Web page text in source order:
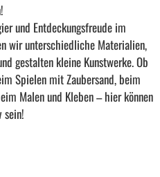
und Entdeckungsfreude im
wir unterschiedliche Materialien,
gestalten kleine Kunstwerke. Ob
Spielen mit Zaubersand, beim
Malen und Kleben – hier können
sein!